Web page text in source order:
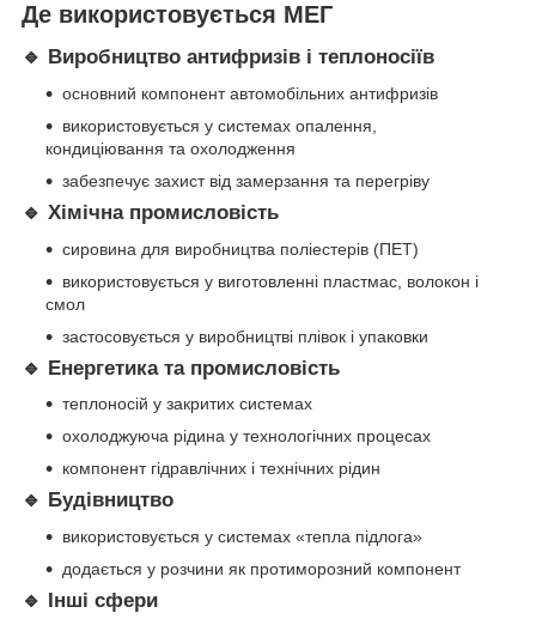
Де використовується МЕГ
🔹 Виробництво антифризів і теплоносіїв
основний компонент автомобільних антифризів
використовується у системах опалення,
кондиціювання та охолодження
забезпечує захист від замерзання та перегріву
🔹 Хімічна промисловість
сировина для виробництва поліестерів (ПЕТ)
використовується у виготовленні пластмас, волокон і
смол
застосовується у виробництві плівок і упаковки
🔹 Енергетика та промисловість
теплоносій у закритих системах
охолоджуюча рідина у технологічних процесах
компонент гідравлічних і технічних рідин
🔹 Будівництво
використовується у системах «тепла підлога»
додається у розчини як протиморозний компонент
🔹 Інші сфери